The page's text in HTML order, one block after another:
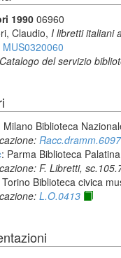
199006960
Claudio, I libretti italiani
MUS0320060
del servizio
Milano Biblioteca
: Parma Biblioteca
F. Libretti,
Torino Biblioteca civica
L.O.0413